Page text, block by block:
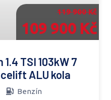
119 900 Kč
109 900 Kč
TSI 103kW 7
ALU kola
Benzín